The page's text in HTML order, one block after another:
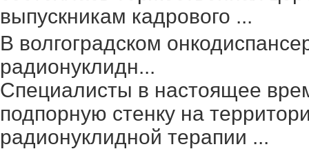
выпускникам кадрового ...
В волгоградском
радионуклидн...
Специалисты в настоящее
подпорную стенку на
радионуклидной терапии ...